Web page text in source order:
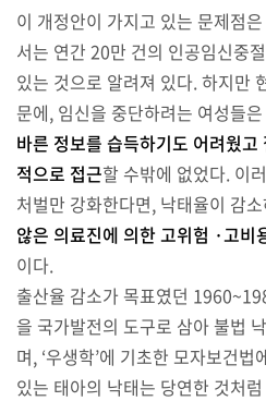
이 개정안이 가지고 있는 문제점
서는 연간 20만 건의 인공임신중
있는 것으로 알려져 있다. 하지만
문에, 임신을 중단하려는 여성들은
바른 정보를 습득하기도 어려웠
적으로 접근할 수밖에 없었다. 이
처벌만 강화한다면, 낙태율이 감
않은 의료진에 의한 고위험 ·고비
이다.
출산율 감소가 목표였던
을 국가발전의 도구로 삼아 불법
며, ‘우생학’에 기초한 모자보건
있는 태아의 낙태는 당연한 것처